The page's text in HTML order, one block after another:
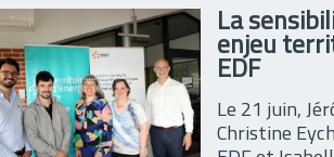
La
enjeu
EDF
Le 21 juin,
Christine